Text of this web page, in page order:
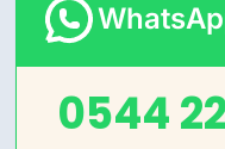
0544